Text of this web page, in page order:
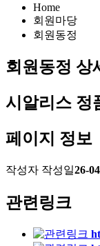
Home
회원마당
회원동정
회원동정 상
시알리스 정
페이지 정보
작성자 작성일26-
관련링크